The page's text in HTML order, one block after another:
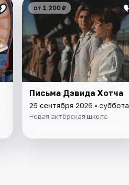
от 1 200 ₽
Письма Дэвида Хотча
26 сентября 2026 • суббота
Новая актёрская школа